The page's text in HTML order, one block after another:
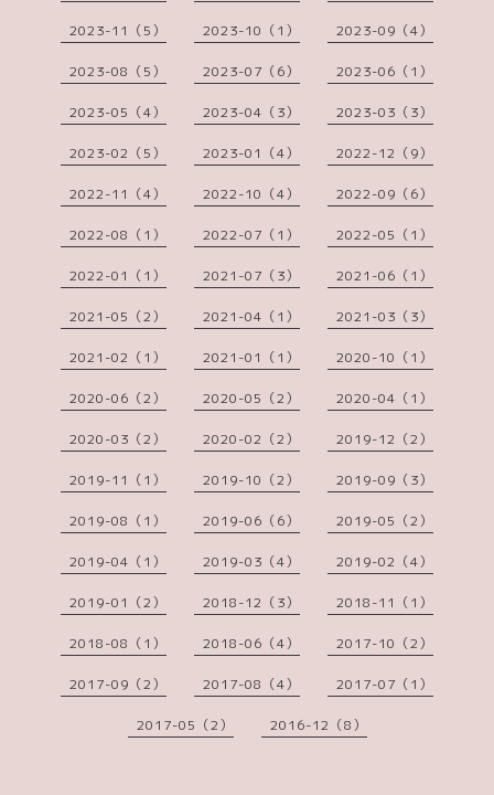
2023-11（5） 2023-10（1） 2023-09（4）
2023-08（5） 2023-07（6） 2023-06（1）
2023-05（4） 2023-04（3） 2023-03（3）
2023-02（5） 2023-01（4） 2022-12（9）
2022-11（4） 2022-10（4） 2022-09（6）
2022-08（1） 2022-07（1） 2022-05（1）
2022-01（1） 2021-07（3） 2021-06（1）
2021-05（2） 2021-04（1） 2021-03（3）
2021-02（1） 2021-01（1） 2020-10（1）
2020-06（2） 2020-05（2） 2020-04（1）
2020-03（2） 2020-02（2） 2019-12（2）
2019-11（1） 2019-10（2） 2019-09（3）
2019-08（1） 2019-06（6） 2019-05（2）
2019-04（1） 2019-03（4） 2019-02（4）
2019-01（2） 2018-12（3） 2018-11（1）
2018-08（1） 2018-06（4） 2017-10（2）
2017-09（2） 2017-08（4） 2017-07（1）
2017-05（2） 2016-12（8）